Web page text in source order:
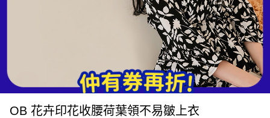
OB 花卉印花收腰荷葉領不易皺上衣